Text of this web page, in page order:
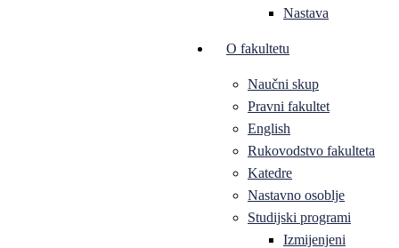
Nastava
O fakultetu
Naučni skup
Pravni fakultet
English
Rukovodstvo fakulteta
Katedre
Nastavno osoblje
Studijski programi
Izmijenjeni